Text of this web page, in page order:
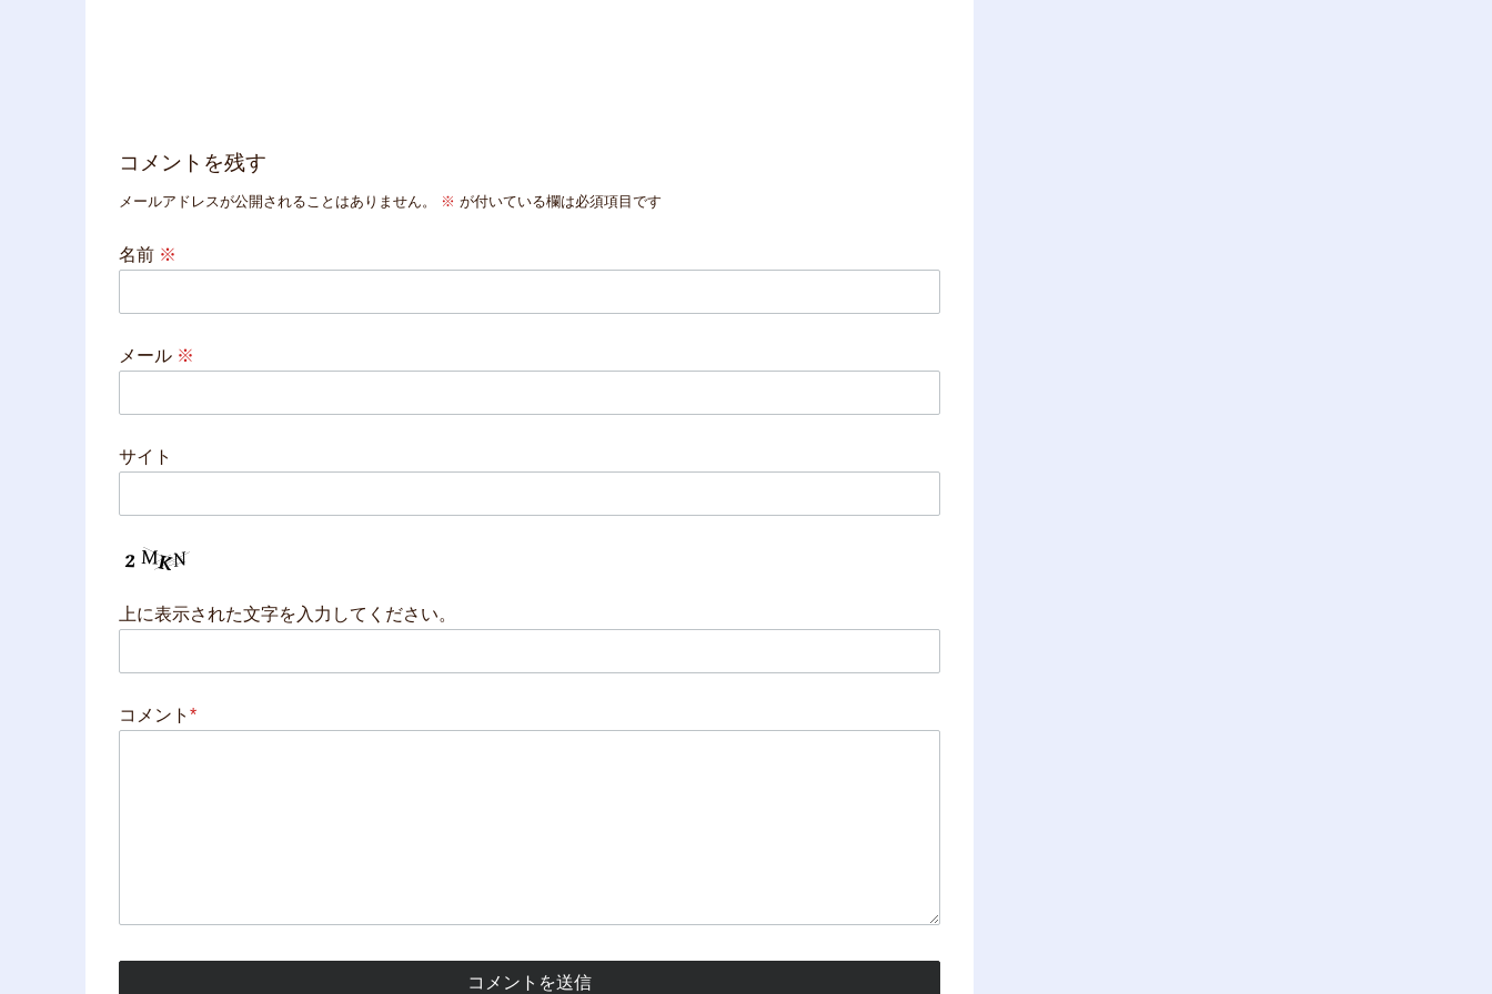
コメントを残す
メールアドレスが公開されることはありません。 ※ が付いている欄は必須項目です
名前 ※
メール ※
サイト
上に表示された文字を入力してください。
コメント *